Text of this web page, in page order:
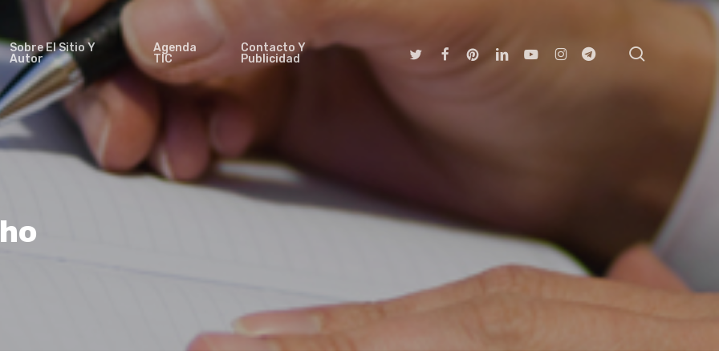
Sobre El Sitio Y
Autor
Agenda
TIC
Contacto Y
Publicidad
TwitterFacebookPinterestLinkedinYoutubeInstagramTelegram